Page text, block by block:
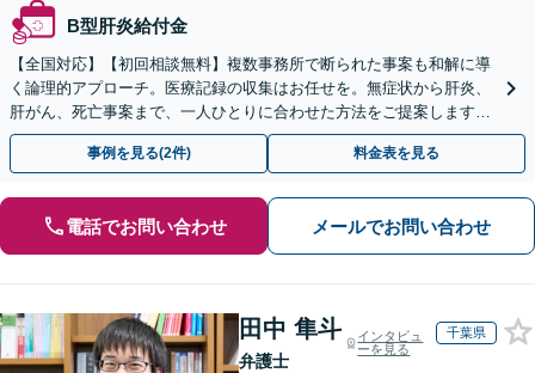
B型肝炎給付金
【全国対応】【初回相談無料】複数事務所で断られた事案も和解に導
く論理的アプローチ。医療記録の収集はお任せを。無症状から肝炎、
肝がん、死亡事案まで、一人ひとりに合わせた方法をご提案します。
手続きの負担を減らし、権利を守ります。
事例を見る(2件) 料金表を見る
電話でお問い合わせ メールでお問い合わせ
田中 隼斗
弁護士
インタビュ
ーを見る
千葉県